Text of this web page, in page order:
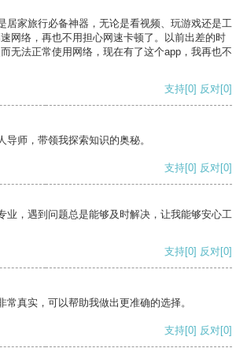
居家旅行必备神器，无论是看视频、玩游戏还是工
网络，再也不用担心网速卡顿了。以前出差的时
无法正常使用网络，现在有了这个app，我再也不
支持[0] 反对[0]
导师，带领我探索知识的奥秘。
支持[0] 反对[0]
业，遇到问题总是能够及时解决，让我能够安心工
支持[0] 反对[0]
常真实，可以帮助我做出更准确的选择。
支持[0] 反对[0]